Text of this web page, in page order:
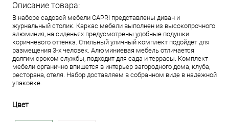
Описание товара:
В наборе садовой мебели CAPRI представлены диван и
журнальный столик. Каркас мебели выполнен из высокопрочного
алюминия, на сиденьях предусмотрены удобные подушки
коричневого оттенка. Стильный уличный комплект подойдет для
размещения 3-х человек. Алюминиевая мебель отличается
долгим сроком службы, подходит для сада и террасы. Комплект
мебели органично впишется в интерьер загородного дома, клуба,
ресторана, отеля. Набор доставляем в собранном виде в надежной
упаковке.
Цвет